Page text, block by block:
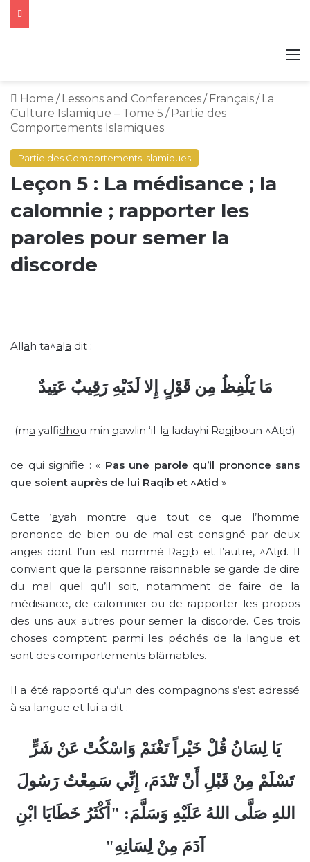
Home / Lessons and Conferences/ Français/ La
Culture Islamique – Tome 5 / Partie des
Comportements Islamiques
Partie des Comportements Islamiques
Leçon 5 : La médisance ; la
calomnie ; rapporter les
paroles pour semer la
discorde
Allah ta^ala dit :
مَا يَلْفِظُ مِن قَوْلٍ إِلا لَدَيْهِ رَقِيبٌ عَتِيدٌ
(ma yalfidhou min qawlin ‘il-la ladayhi Raqiboun ^Atid)
ce qui signifie : « Pas une parole qu’il prononce sans
que soient auprès de lui Raqib et ^Atid »
Cette ‘ayah montre que tout ce que l’homme
prononce de bien ou de mal est consigné par deux
anges dont l’un est nommé Raqib et l’autre, ^Atid. Il
convient que la personne raisonnable se garde de dire
du mal quel qu’il soit, notamment de faire de la
médisance, de calomnier ou de rapporter les propos
des uns aux autres pour semer la discorde. Ces trois
choses comptent parmi les péchés de la langue et
sont des comportements blâmables.
Il a été rapporté qu’un des compagnons s’est adressé
à sa langue et lui a dit :
يَا لِسَانُ قُلْ خَيْراً تَغْنَمْ وَاسْكُتْ عَنْ شَرٍّ
تَسْلَمْ مِنْ قَبْلِ أَنْ تَنْدَمَ، إِنِّي سَمِعْتُ رَسُولَ
اللهِ صَلَّى اللهُ عَلَيْهِ وَسَلَّمَ: "أَكْثَرُ خَطَايَا ابْنِ
آدَمَ مِنْ لِسَانِهِ"